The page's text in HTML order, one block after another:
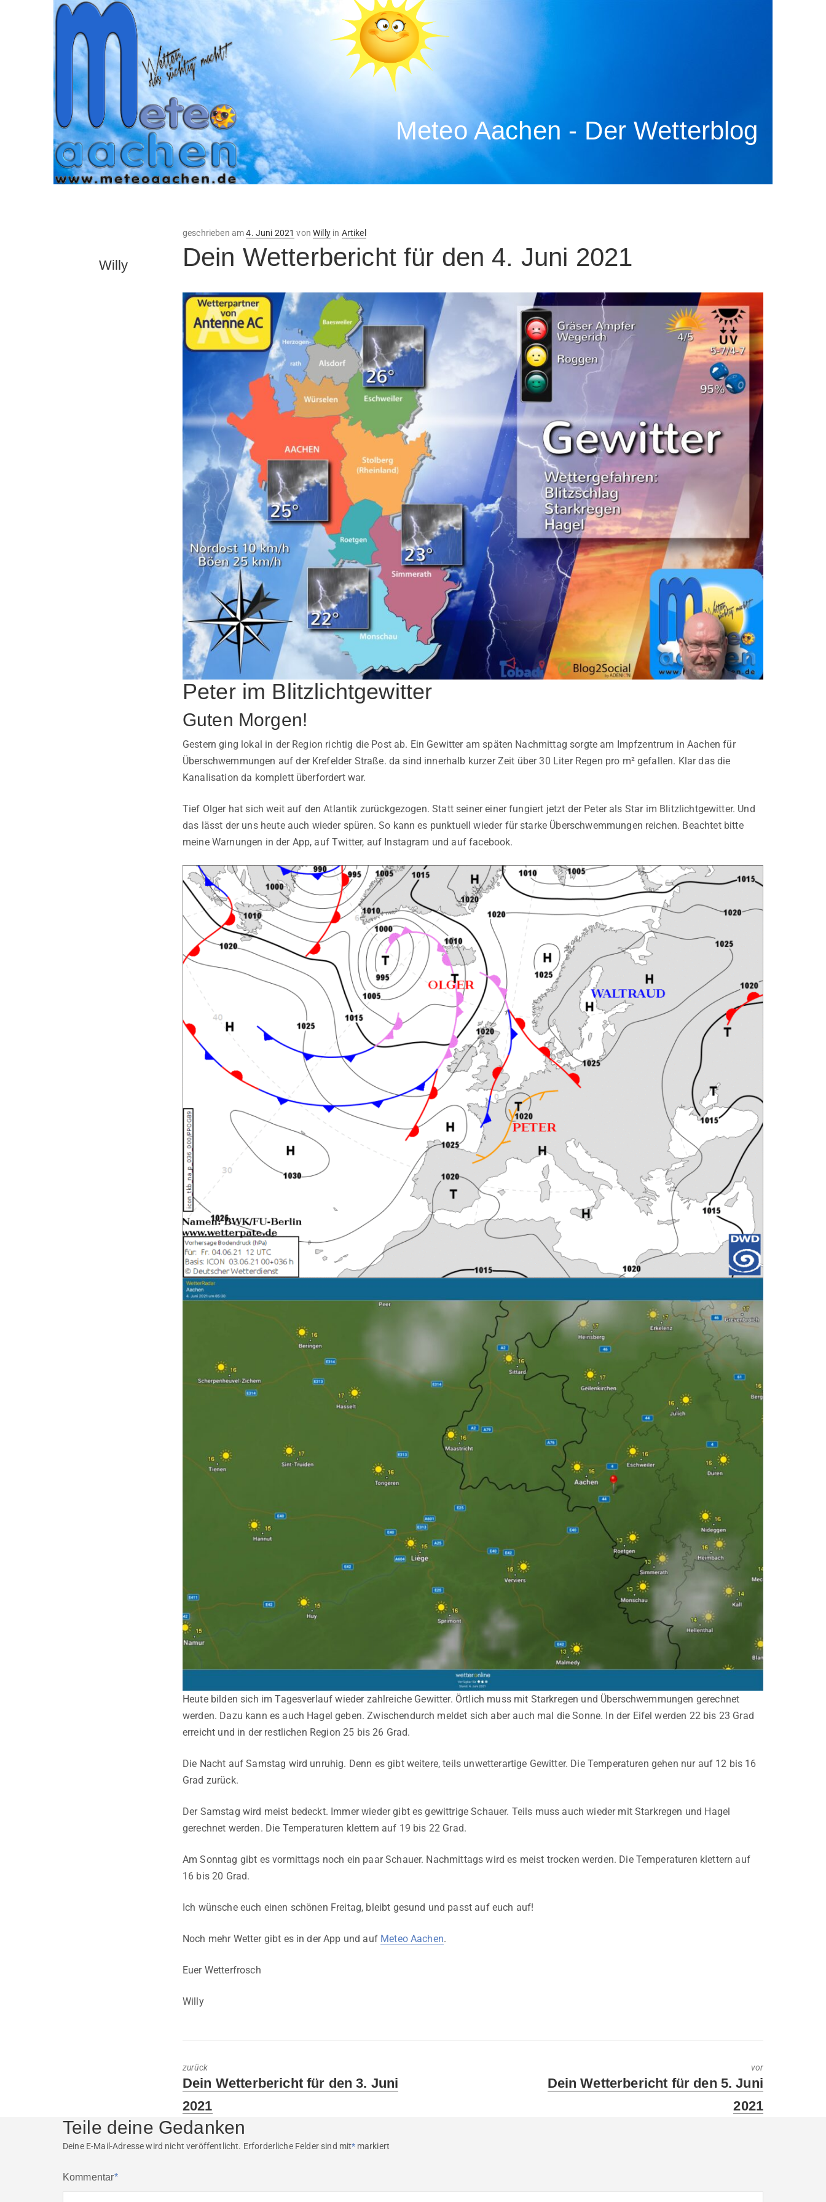
Meteo Aachen - Der Wetterblog
Willy
geschrieben amVeröffentlicht
am
4. Juni 2021 vonWillyin Artikel
Dein Wetterbericht für den 4. Juni 2021
Peter im Blitzlichtgewitter
Guten Morgen!
Gestern ging lokal in der Region richtig die Post ab. Ein Gewitter am späten Nachmittag sorgte am Impfzentrum in Aachen für
Überschwemmungen auf der Krefelder Straße. da sind innerhalb kurzer Zeit über 30 Liter Regen pro m² gefallen. Klar das die
Kanalisation da komplett überfordert war.
Tief Olger hat sich weit auf den Atlantik zurückgezogen. Statt seiner einer fungiert jetzt der Peter als Star im Blitzlichtgewitter. Und
das lässt der uns heute auch wieder spüren. So kann es punktuell wieder für starke Überschwemmungen reichen. Beachtet bitte
meine Warnungen in der App, auf Twitter, auf Instagram und auf facebook.
Heute bilden sich im Tagesverlauf wieder zahlreiche Gewitter. Örtlich muss mit Starkregen und Überschwemmungen gerechnet
werden. Dazu kann es auch Hagel geben. Zwischendurch meldet sich aber auch mal die Sonne. In der Eifel werden 22 bis 23 Grad
erreicht und in der restlichen Region 25 bis 26 Grad.
Die Nacht auf Samstag wird unruhig. Denn es gibt weitere, teils unwetterartige Gewitter. Die Temperaturen gehen nur auf 12 bis 16
Grad zurück.
Der Samstag wird meist bedeckt. Immer wieder gibt es gewittrige Schauer. Teils muss auch wieder mit Starkregen und Hagel
gerechnet werden. Die Temperaturen klettern auf 19 bis 22 Grad.
Am Sonntag gibt es vormittags noch ein paar Schauer. Nachmittags wird es meist trocken werden. Die Temperaturen klettern auf
16 bis 20 Grad.
Ich wünsche euch einen schönen Freitag, bleibt gesund und passt auf euch auf!
Noch mehr Wetter gibt es in der App und auf Meteo Aachen.
Euer Wetterfrosch
Willy
zurück
Previous
Dein Wetterbericht für den 3. Juni
2021
vor
Next
Dein Wetterbericht für den 5. Juni
2021
Teile deine Gedanken
Deine E-Mail-Adresse wird nicht veröffentlicht. Erforderliche Felder sind mit*markiert
Kommentar*